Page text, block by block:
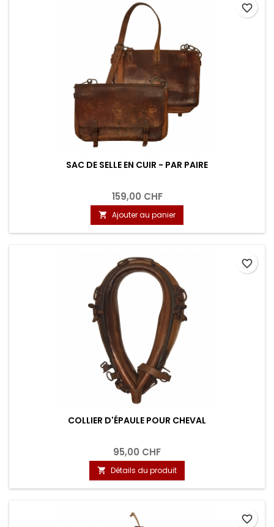
SAC DE SELLE EN CUIR - PAR PAIRE
159,00 CHF
 Ajouter au panier
favorite_border
COLLIER D'ÉPAULE POUR CHEVAL
95,00 CHF
 Détails du produit
favorite_border
favorite_border